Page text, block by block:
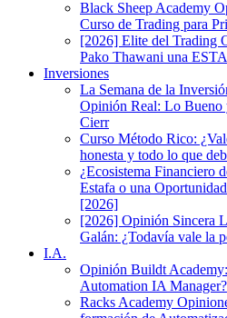
Black Sheep Academy
Curso de Trading para
[2026] Elite del Trading
Pako Thawani una
Inversiones
La Semana de la
Opinión Real: Lo
Cierr
Curso Método Rico:
honesta y todo lo que
¿Ecosistema Financiero
Estafa o una
[2026]
[2026] Opinión Sincera
Galán: ¿Todavía vale la
I.A.
Opinión Buildt
Automation IA Manager?
Racks Academy